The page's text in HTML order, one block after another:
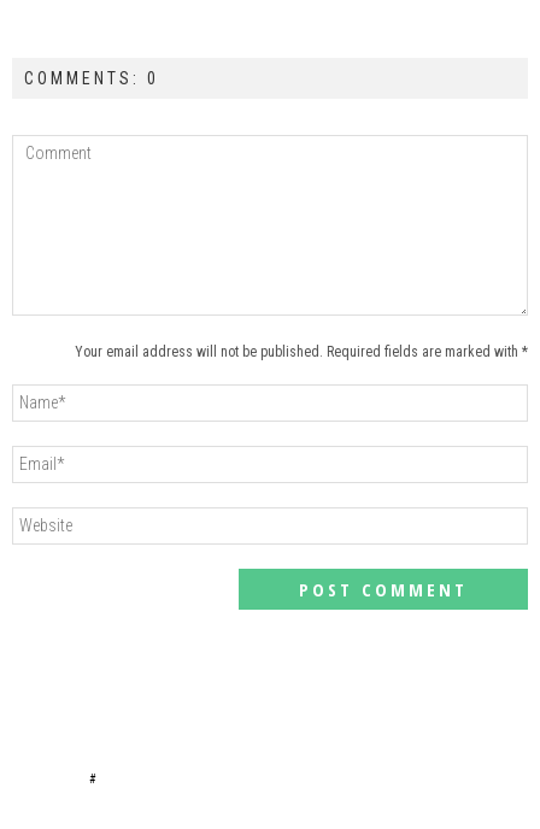
COMMENTS: 0
Your email address will not be published. Required fields are marked with *
#